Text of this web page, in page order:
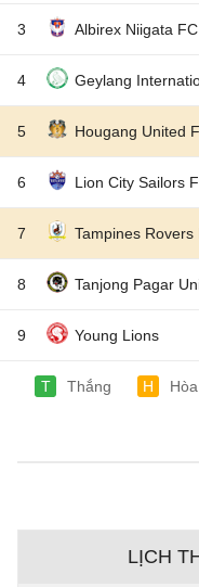
3 Albirex Niigata FC
4 Geylang
5 Hougang United
6 Lion City Sailors
7 Tampines Rovers
8 Tanjong Pagar
9 Young Lions
T Thắng H Hòa
LỊCH